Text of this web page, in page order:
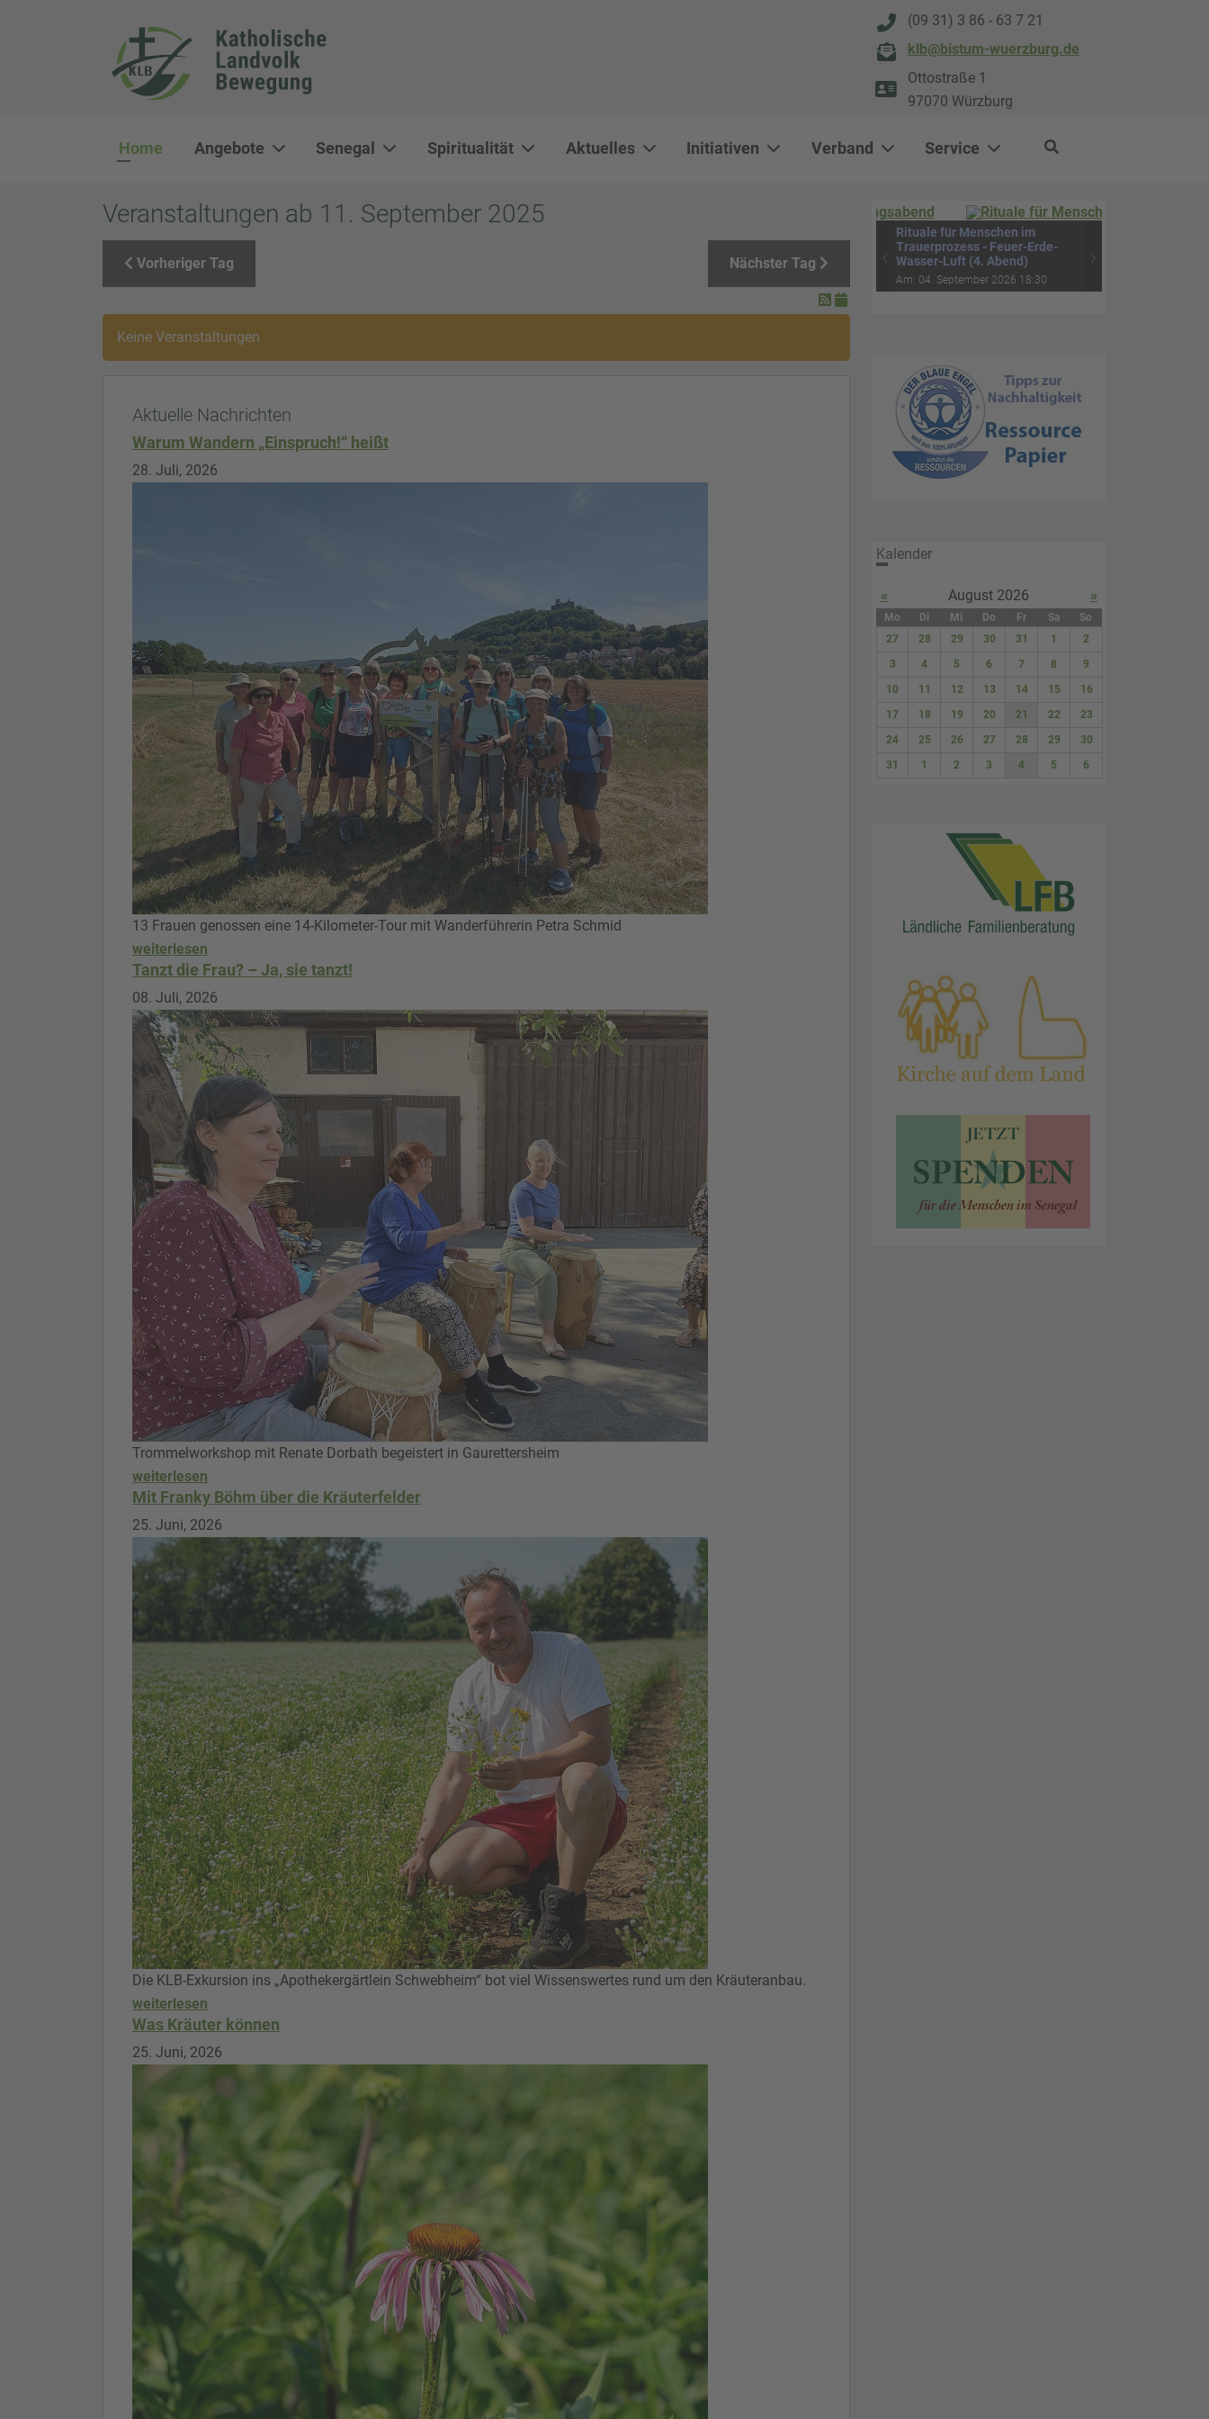
(09 31) 3 86 - 63 7 21
klb@bistum-wuerzburg.de
Ottostraße 1
97070 Würzburg
Home Angebote Senegal Spiritualität Aktuelles Initiativen Verband Service
WAL 3034 1800x500
WAL 8217 1800x500
20220730 115738 1800x500
20230911 165003 1800x500
DSC00568 1800x500
DSC 5882 DxO 1800x500
IMG 0711 1800x500
WAL 0061 1800x500
WAL 5484 1800x500
WAL 99591800x500
Veranstaltungen ab 11. September 2025
Vorheriger Tag Nächster Tag
Keine Veranstaltungen
Aktuelle Nachrichten
Warum Wandern „Einspruch!“ heißt
28. Juli, 2026
13 Frauen genossen eine 14-Kilometer-Tour mit Wanderführerin Petra Schmid
weiterlesen
Tanzt die Frau? – Ja, sie tanzt!
08. Juli, 2026
Trommelworkshop mit Renate Dorbath begeistert in Gaurettersheim
weiterlesen
Mit Franky Böhm über die Kräuterfelder
25. Juni, 2026
Die KLB-Exkursion ins „Apothekergärtlein Schwebheim“ bot viel Wissenswertes rund um den Kräuteranbau.
weiterlesen
Was Kräuter können
25. Juni, 2026
Rituale für Menschen im
Trauerprozess - Feuer-Erde-
Wasser-Luft (4. Abend)
‹ ›
« August 2026 »
Mo Di Mi Do Fr Sa
So
27
28 29 30 31 1
2
3
4 5 6 7 8
9
10
11 12 13 14 15
16
17
18 19 20 21 22
23
24
25 26 27 28 29
30